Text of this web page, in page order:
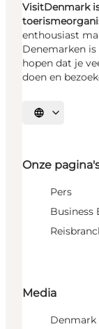
VisitDenmark
enthousiast
Denemarken
hopen dat je
doen en
Selecteer taal
Onze
Pers
Business
Media
Denmark